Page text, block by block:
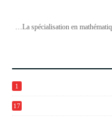
La spécialisation en
1
17